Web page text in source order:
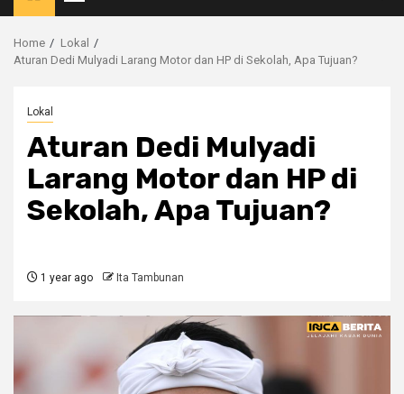
Menu
Home
Lokal
Aturan Dedi Mulyadi Larang Motor dan HP di Sekolah, Apa Tujuan?
Lokal
Aturan Dedi Mulyadi
Larang Motor dan HP di
Sekolah, Apa Tujuan?
1 year ago Ita Tambunan